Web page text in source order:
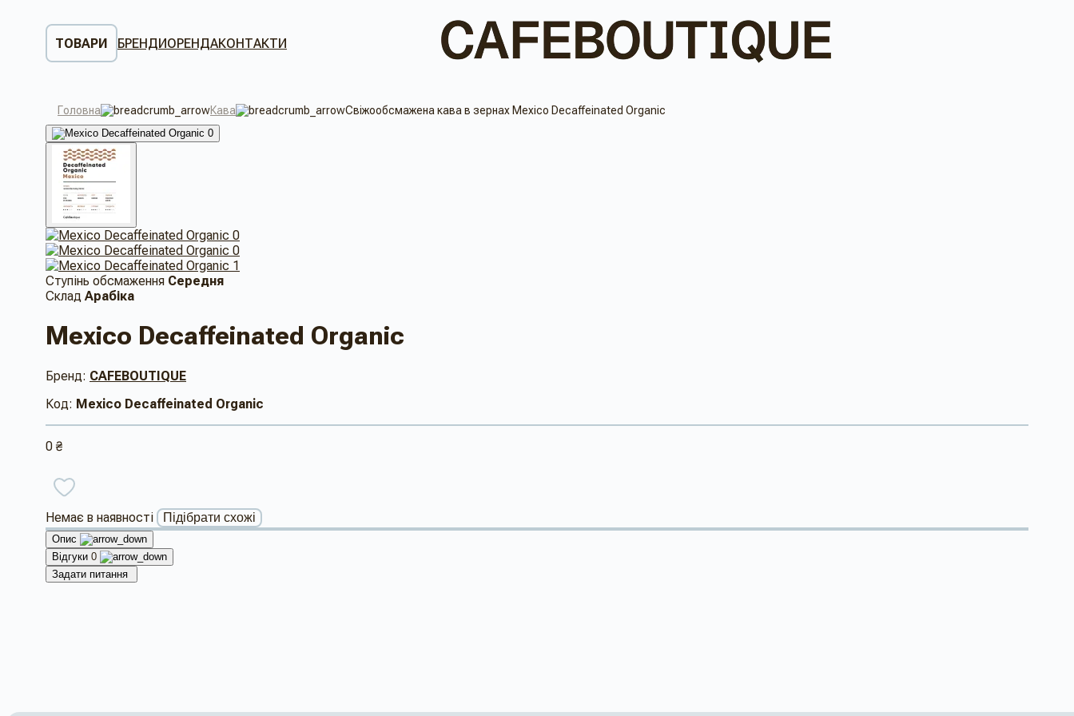
ТОВАРИ БРЕНДИОРЕНДАКОНТАКТИ
Головна Кава Свіжообсмажена кава в зернах Mexico Decaffeinated Organic
Ступінь обсмаження Середня
Склад Арабіка
Mexico Decaffeinated Organic
Бренд: CAFEBOUTIQUE
Код: Mexico Decaffeinated Organic
0 ₴
Немає в наявності Підібрати схожі
Опис
Відгуки 0
Задати питання